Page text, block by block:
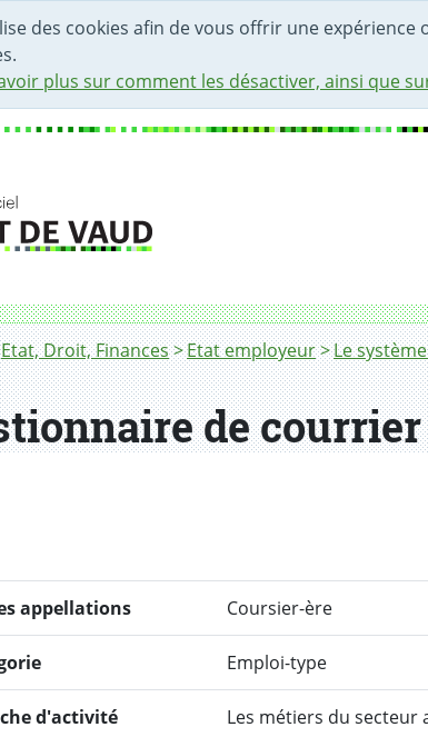
des cookies afin de vous offrir une
plus sur comment les désactiver, ainsi que
DU CONTENU DE LA PAGE
AU CHAMP DE RECHERCHE
DE CONTACT
Etat, Droit, Finances Etat employeur Le
de courrier
de courrier
appellations Coursier-ère
Emploi-type
d'activité Les métiers du secteur